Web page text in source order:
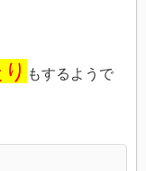
もするようで